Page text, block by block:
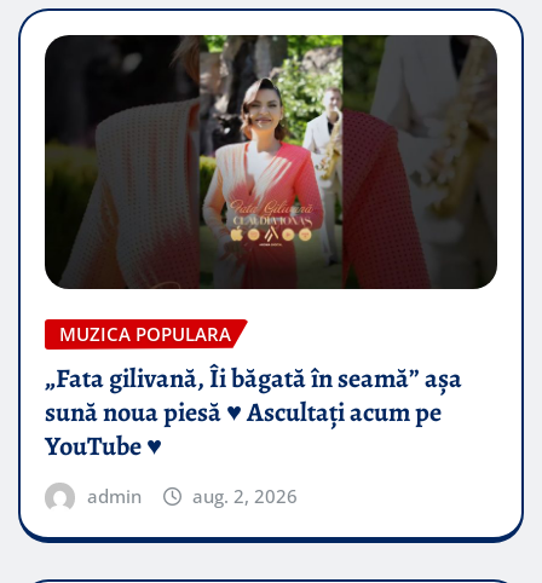
MUZICA POPULARA
„Fata gilivană, Îi băgată în seamă” așa
sună noua piesă ♥️ Ascultați acum pe
YouTube ♥️
admin aug. 2, 2026